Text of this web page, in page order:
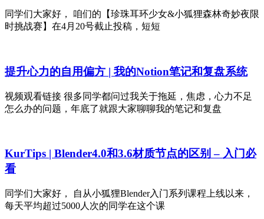
同学们大家好， 咱们的【珍珠耳环少女&小狐狸森林奇妙夜限
时挑战赛】在4月20号截止投稿，短短
提升心力的自用偏方 | 我的Notion笔记和复盘系统
视频观看链接 很多同学都问过我关于拖延，焦虑，心力不足
怎么办的问题，年底了就跟大家聊聊我的笔记和复盘
KurTips | Blender4.0和3.6材质节点的区别 – 入门必
看
同学们大家好， 自从小狐狸Blender入门系列课程上线以来，
每天平均超过5000人次的同学在这个课